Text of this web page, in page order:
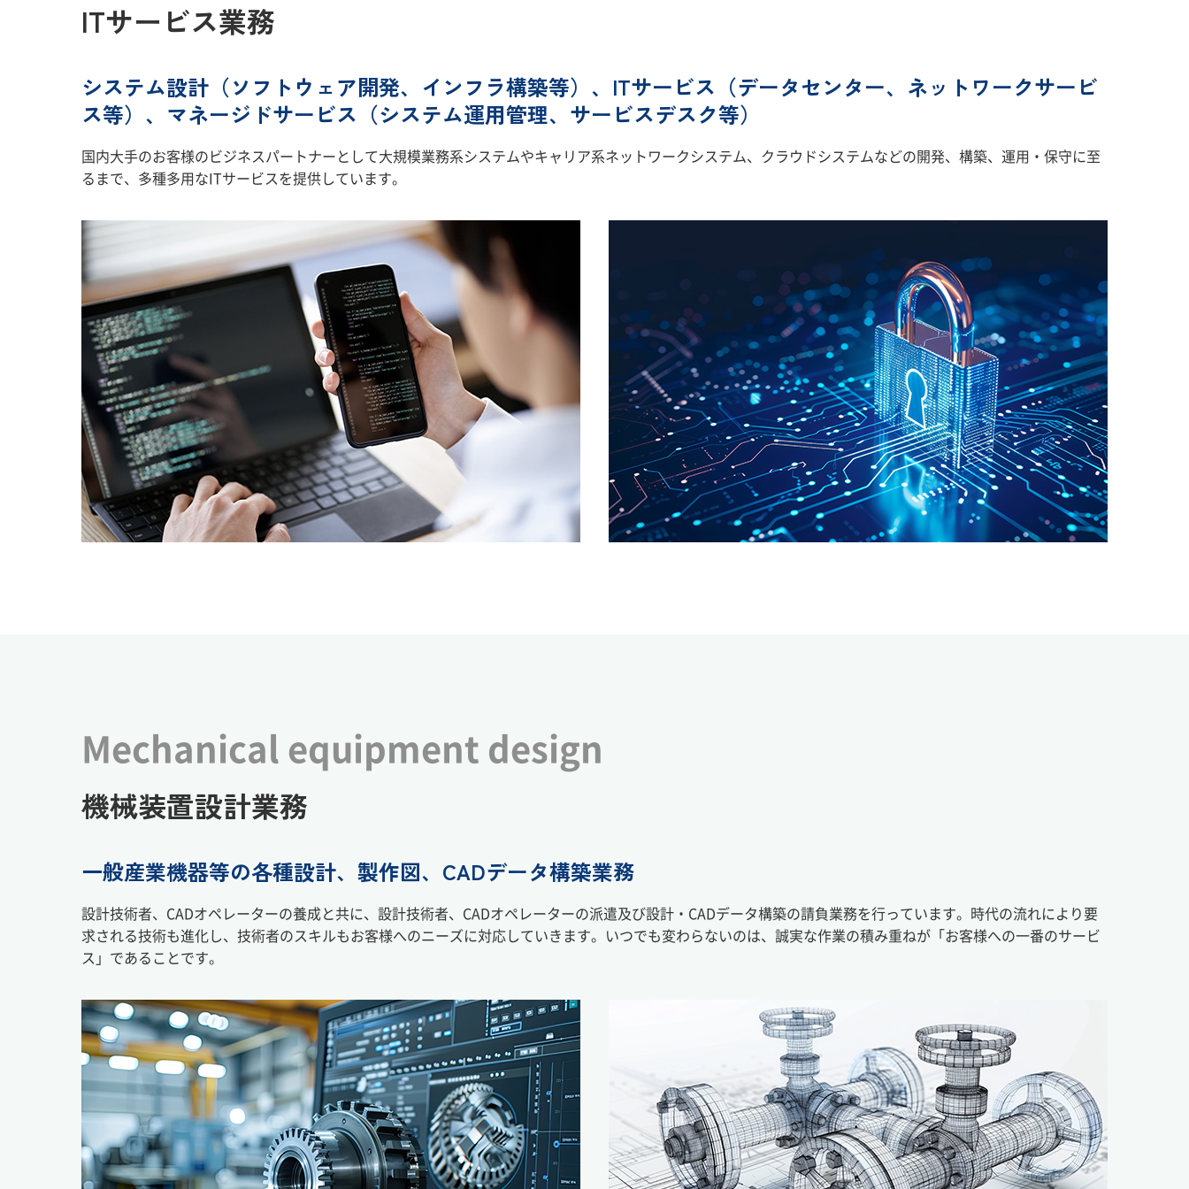
ITサービス業務
システム設計（ソフトウェア開発、インフラ構築等）、ITサービス（データセンター、ネットワークサービ
ス等）、マネージドサービス（システム運用管理、サービスデスク等）
国内大手のお客様のビジネスパートナーとして大規模業務系システムやキャリア系ネットワークシステム、クラウドシステムなどの開発、構築、運用・保守に至
るまで、多種多用なITサービスを提供しています。
Mechanical equipment design
機械装置設計業務
一般産業機器等の各種設計、製作図、CADデータ構築業務
設計技術者、CADオペレーターの養成と共に、設計技術者、CADオペレーターの派遣及び設計・CADデータ構築の請負業務を行っています。時代の流れにより要
求される技術も進化し、技術者のスキルもお客様へのニーズに対応していきます。いつでも変わらないのは、誠実な作業の積み重ねが「お客様への一番のサービ
ス」であることです。